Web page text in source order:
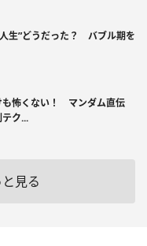
人生”どうだった？ バブル期を
も怖くない！ マンダム直伝
テク...
見る